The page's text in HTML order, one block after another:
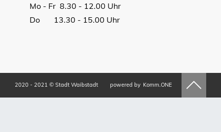
Mo - Fr 8.30 - 12.00 Uhr
Do 13.30 - 15.00 Uhr
2020 - 2021 © Stadt Waibstadt powered by Komm.ONE